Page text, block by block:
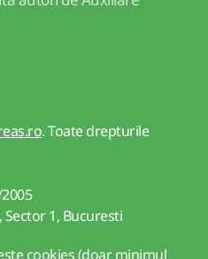
. Toate drepturile
1, Bucuresti
cookies (doar minimul